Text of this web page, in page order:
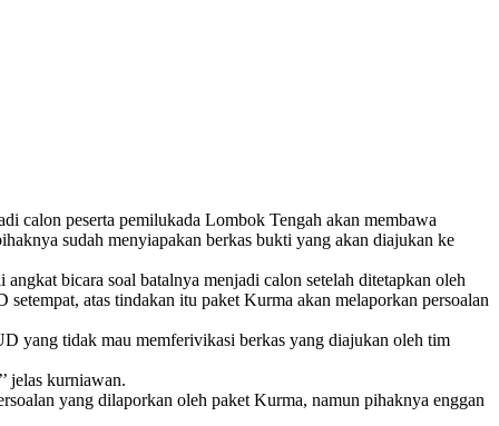
calon peserta pemilukada Lombok Tengah akan membawa
sudah menyiapakan berkas bukti yang akan diajukan ke
bicara soal batalnya menjadi calon setelah ditetapkan oleh
atas tindakan itu paket Kurma akan melaporkan persoalan
yang tidak mau memferivikasi berkas yang diajukan oleh tim
jelas kurniawan.
yang dilaporkan oleh paket Kurma, namun pihaknya enggan